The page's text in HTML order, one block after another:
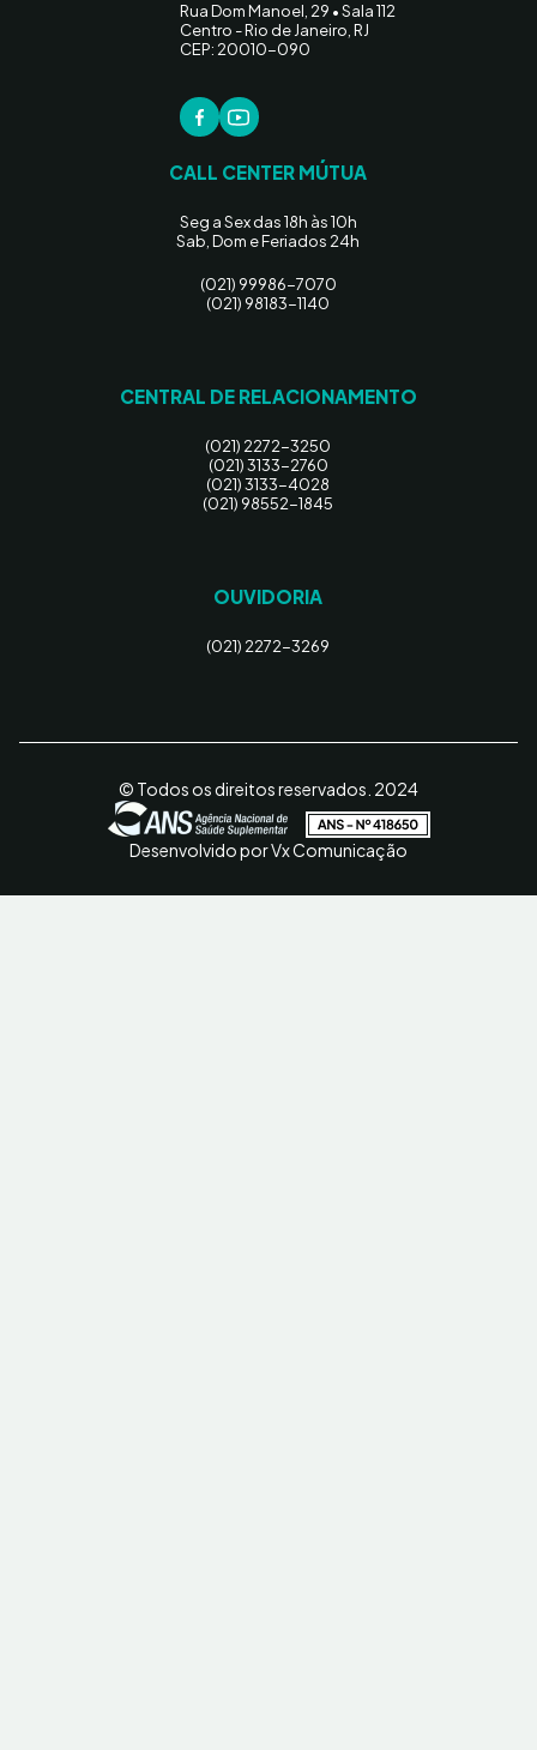
Rua Dom Manoel, 29 • Sala 112
Centro - Rio de Janeiro, RJ
CEP: 20010-090
CALL CENTER MÚTUA
Seg a Sex das 18h às 10h
Sab, Dom e Feriados 24h
(021) 99986-7070
(021) 98183-1140
CENTRAL DE RELACIONAMENTO
(021) 2272-3250
(021) 3133-2760
(021) 3133-4028
(021) 98552-1845
OUVIDORIA
(021) 2272-3269
© Todos os direitos reservados. 2024
Desenvolvido por Vx Comunicação